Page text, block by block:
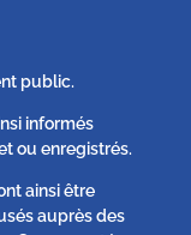
public.
informés
ou enregistrés.
ainsi être
auprès des